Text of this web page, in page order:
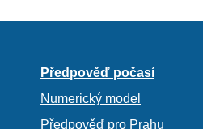
Předpověď počasí
Numerický model
Předpověď pro Prahu